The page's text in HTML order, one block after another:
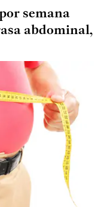
semana
abdominal,